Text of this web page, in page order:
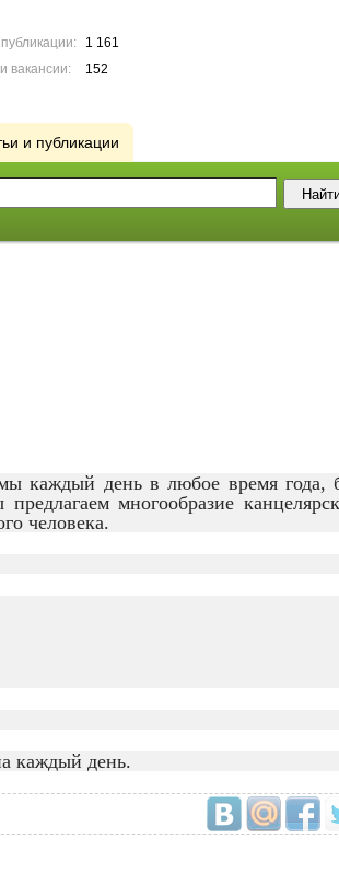
1 161
вакансии:
152
и публикации
каждый день в любое время года,
многообразие
человека.
каждый день.